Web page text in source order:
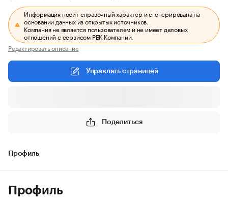
Информация носит справочный характер и сгенерирована на
основании данных из открытых источников.
Компания не является пользователем и не имеет деловых
отношений с сервисом РБК Компании.
Редактировать описание
Управлять страницей
Поделиться
Профиль
Профиль